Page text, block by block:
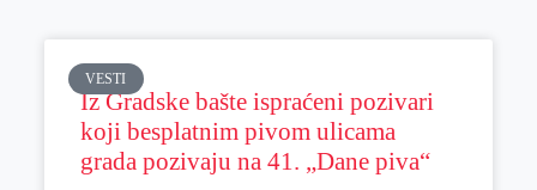
VESTI
Iz Gradske bašte ispraćeni pozivari
koji besplatnim pivom ulicama
grada pozivaju na 41. „Dane piva“